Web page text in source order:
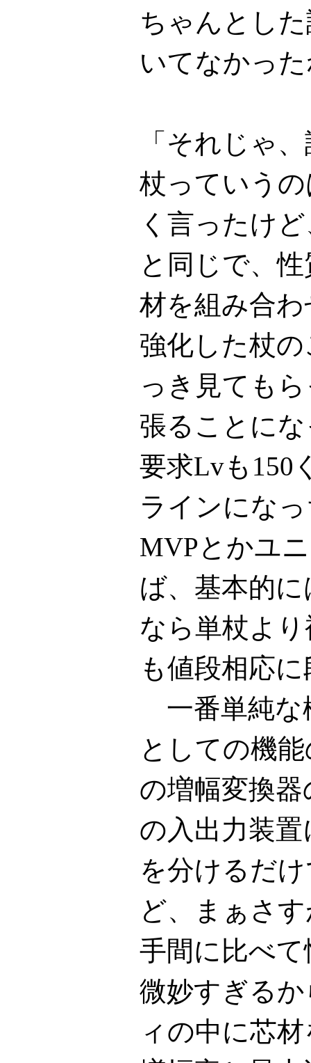
ちゃんとし
いてなかっ
「それじゃ
杖っていう
く言ったけ
と同じで、
材を組み合
強化した杖
っき見ても
張ることに
要求Lvも150
ラインにな
MVPとかユ
ば、基本的
なら単杖よ
も値段相応
一番単純な
としての機
の増幅変換
の入出力装
を分けるだ
ど、まぁさ
手間に比べ
微妙すぎる
ィの中に芯